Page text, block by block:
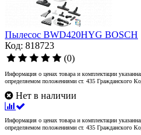
Пылесос BWD420HYG BOSCH
Код: 818723
(0)
Информация о ценах товара и комплектации
определяемом положениями ст. 435 Гражданского
Нет в наличии
Информация о ценах товара и комплектации
определяемом положениями ст. 435 Гражданского